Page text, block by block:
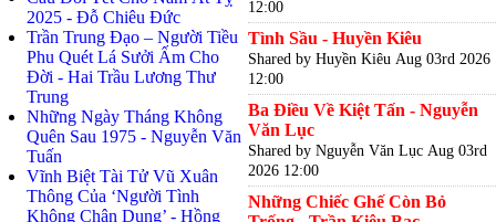
2025 - Đỗ Chiêu Đức
Trần Trung Đạo – Người Tiều
Phu Quét Lá Sưởi Ấm Cho
Đời - Hai Trầu Lương Thư
Trung
Những Ngày Tháng Không
Quên Sau 1975 - Nguyễn Văn
Tuấn
Vĩnh Biệt Tài Tử Vũ Xuân
Thông Của ‘Người Tình
Không Chân Dung’ - Hồng
12:00
Tình Sầu - Huyền Kiêu
Shared by Huyền Kiêu Aug 03rd 2026
12:00
Ba Điều Về Kiệt Tấn - Nguyễn
Văn Lục
Shared by Nguyễn Văn Lục Aug 03rd
2026 12:00
Những Chiếc Ghế Còn Bỏ